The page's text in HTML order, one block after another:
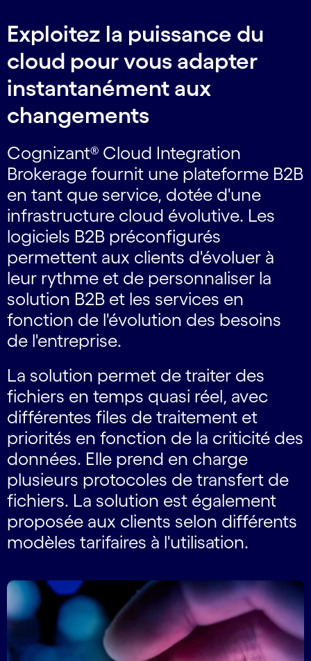
Exploitez la puissance du
cloud pour vous adapter
instantanément aux
changements
Cognizant® Cloud Integration
Brokerage fournit une plateforme B2B
en tant que service, dotée d'une
infrastructure cloud évolutive. Les
logiciels B2B préconfigurés
permettent aux clients d'évoluer à
leur rythme et de personnaliser la
solution B2B et les services en
fonction de l'évolution des besoins
de l'entreprise.
La solution permet de traiter des
fichiers en temps quasi réel, avec
différentes files de traitement et
priorités en fonction de la criticité des
données. Elle prend en charge
plusieurs protocoles de transfert de
fichiers. La solution est également
proposée aux clients selon différents
modèles tarifaires à l'utilisation.